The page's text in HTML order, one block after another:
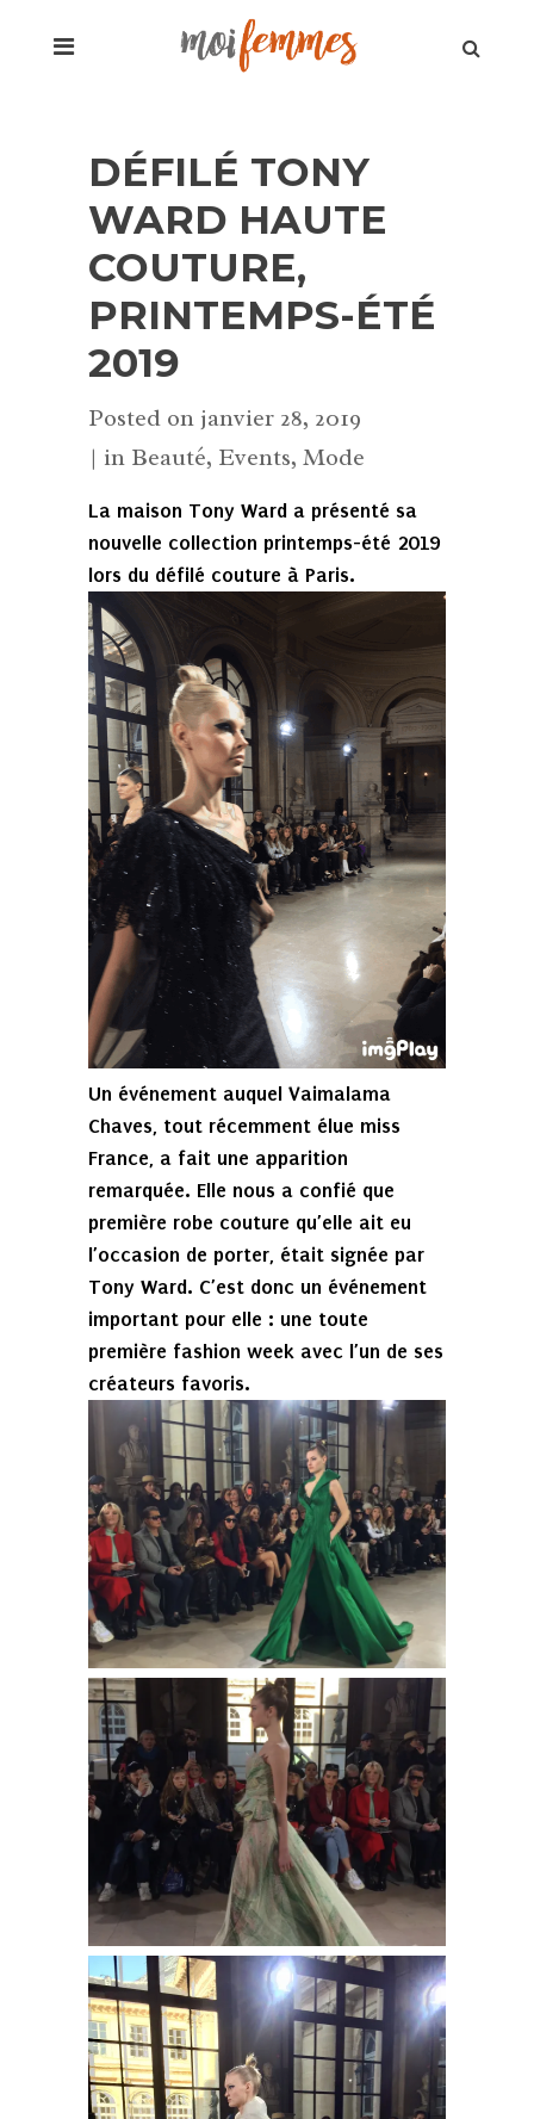
DÉFILÉ TONY
WARD HAUTE
COUTURE,
PRINTEMPS-ÉTÉ
2019
Posted on janvier 28, 2019
in Beauté, Events, Mode
La maison Tony Ward a présenté sa
nouvelle collection printemps-été 2019
lors du défilé couture à Paris.
Un événement auquel Vaimalama
Chaves, tout récemment élue miss
France, a fait une apparition
remarquée. Elle nous a confié que
première robe couture qu’elle ait eu
l’occasion de porter, était signée par
Tony Ward. C’est donc un événement
important pour elle : une toute
première fashion week avec l’un de ses
créateurs favoris.